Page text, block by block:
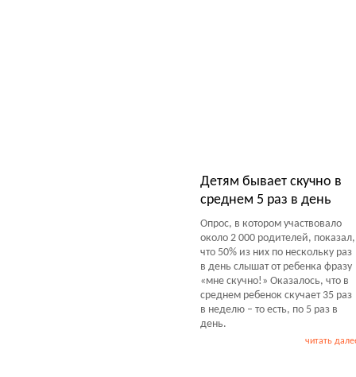
Детям бывает скучно в
среднем 5 раз в день
Опрос, в котором участвовало
около 2 000 родителей, показал,
что 50% из них по нескольку раз
в день слышат от ребенка фразу
«мне скучно!» Оказалось, что в
среднем ребенок скучает 35 раз
в неделю – то есть, по 5 раз в
день.
читать